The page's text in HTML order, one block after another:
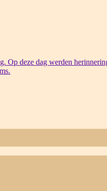
Op deze dag werden